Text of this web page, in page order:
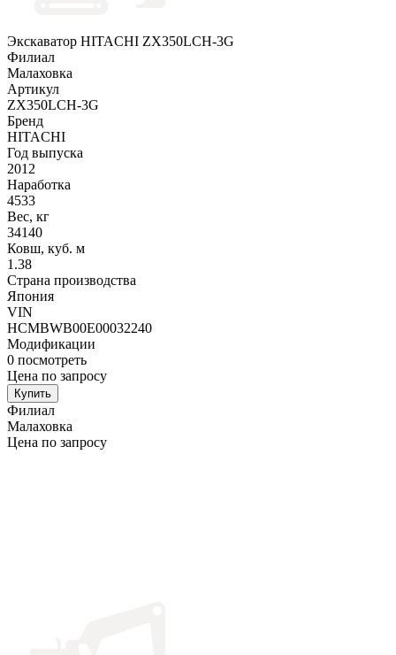
Экскаватор HITACHI ZX350LCH-3G
Филиал
Малаховка
Артикул
ZX350LCH-3G
Бренд
HITACHI
Год выпуска
2012
Наработка
4533
Вес, кг
34140
Ковш, куб. м
1.38
Страна производства
Япония
VIN
HCMBWB00E00032240
Модификации
0 посмотреть
Цена по запросу
Купить
Филиал
Малаховка
Цена по запросу